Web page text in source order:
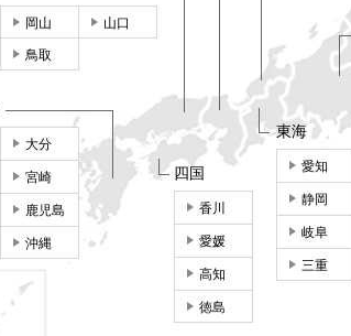
東海
愛知
静岡
岐阜
三重
岡山 山口
鳥取
四国
香川
愛媛
高知
徳島
大分
宮崎
鹿児島
沖縄